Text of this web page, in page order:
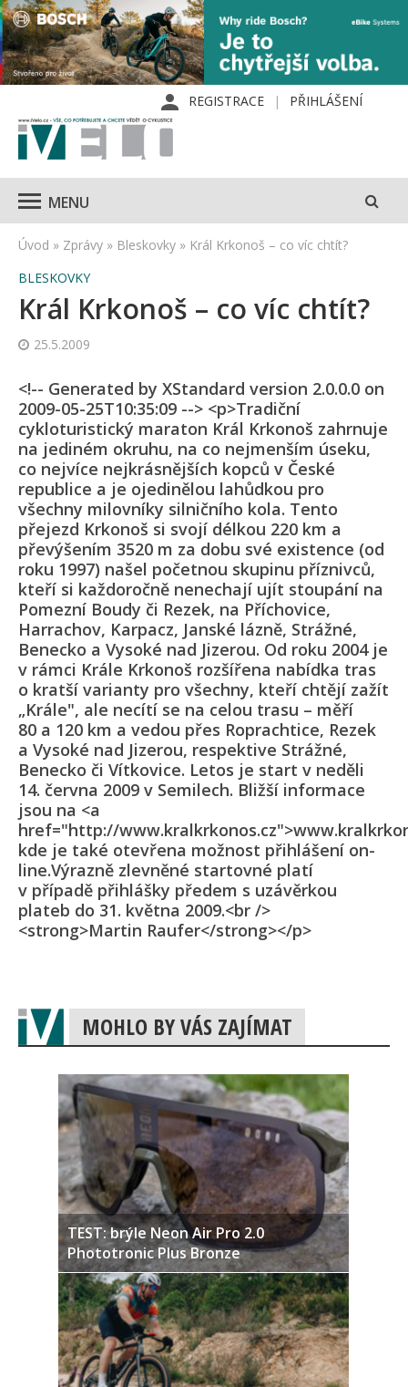
REGISTRACE PŘIHLÁŠENÍ
MENU
Úvod » Zprávy » Bleskovky » Král Krkonoš – co víc chtít?
BLESKOVKY
Král Krkonoš – co víc chtít?
25.5.2009
<!-- Generated by XStandard version 2.0.0.0 on
2009-05-25T10:35:09 --> <p>Tradiční
cykloturistický maraton Král Krkonoš zahrnuje
na jediném okruhu, na co nejmenším úseku,
co nejvíce nejkrásnějších kopců v České
republice a je ojedinělou lahůdkou pro
všechny milovníky silničního kola. Tento
přejezd Krkonoš si svojí délkou 220 km a
převýšením 3520 m za dobu své existence (od
roku 1997) našel početnou skupinu příznivců,
kteří si každoročně nenechají ujít stoupání na
Pomezní Boudy či Rezek, na Příchovice,
Harrachov, Karpacz, Janské lázně, Strážné,
Benecko a Vysoké nad Jizerou. Od roku 2004 je
v rámci Krále Krkonoš rozšířena nabídka tras
o kratší varianty pro všechny, kteří chtějí zažít
„Krále", ale necítí se na celou trasu – měří
80 a 120 km a vedou přes Roprachtice, Rezek
a Vysoké nad Jizerou, respektive Strážné,
Benecko či Vítkovice. Letos je start v neděli
14. června 2009 v Semilech. Bližší informace
jsou na <a
href="http://
kde je také otevřena možnost přihlášení on-
line.Výrazně zlevněné startovné platí
v případě přihlášky předem s uzávěrkou
plateb do 31. května 2009.<br />
<strong>Martin Raufer</strong></p>
MOHLO BY VÁS ZAJÍMAT
TEST: brýle Neon Air Pro 2.0
Phototronic Plus Bronze